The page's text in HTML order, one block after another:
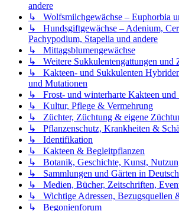
andere
↳ Wolfsmilchgewächse – Euphorbia
↳ Hundsgiftgewächse – Adenium,
Pachypodium, Stapelia und andere
↳ Mittagsblumengewächse
↳ Weitere Sukkulentengattungen und
↳ Kakteen- und Sukkulenten
und Mutationen
↳ Frost- und winterharte Kakteen und
↳ Kultur, Pflege & Vermehrung
↳ Züchter, Züchtung & eigene
↳ Pflanzenschutz, Krankheiten &
↳ Identifikation
↳ Kakteen & Begleitpflanzen
↳ Botanik, Geschichte, Kunst,
↳ Sammlungen und Gärten in
↳ Medien, Bücher, Zeitschriften,
↳ Wichtige Adressen, Bezugsquellen
↳ Begonienforum